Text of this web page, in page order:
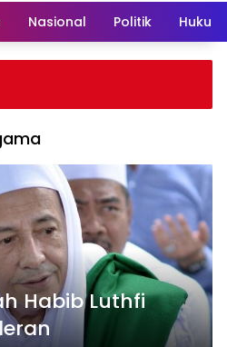
Nasional Politik
Habib Luthfi